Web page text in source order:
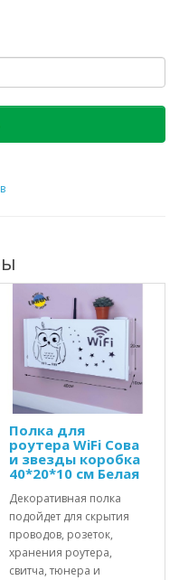
Полка для
роутера WiFi Сова
и звезды коробка
40*20*10 см Белая
Декоративная полка
подойдет для скрытия
проводов, розеток,
хранения роутера,
свитча, тюнера и